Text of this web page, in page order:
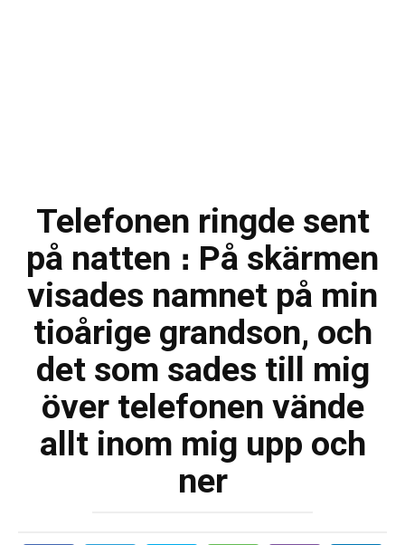
Telefonen ringde sent
på natten ։ På skärmen
visades namnet på min
tioårige grandson, och
det som sades till mig
över telefonen vände
allt inom mig upp och
ner